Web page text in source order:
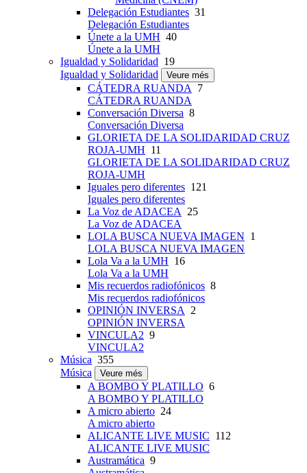
Delegación Estudiantes 31
Delegación Estudiantes
Únete a la UMH 40
Únete a la UMH
Igualdad y Solidaridad 19
Igualdad y Solidaridad
Veure més
CÁTEDRA RUANDA 7
CÁTEDRA RUANDA
Conversación Diversa 8
Conversación Diversa
GLORIETA DE LA SOLIDARIDAD CRUZ
ROJA-UMH 11
GLORIETA DE LA SOLIDARIDAD CRUZ
ROJA-UMH
Iguales pero diferentes 121
Iguales pero diferentes
La Voz de ADACEA 25
La Voz de ADACEA
LOLA BUSCA NUEVA IMAGEN 1
LOLA BUSCA NUEVA IMAGEN
Lola Va a la UMH 16
Lola Va a la UMH
Mis recuerdos radiofónicos 8
Mis recuerdos radiofónicos
OPINIÓN INVERSA 2
OPINIÓN INVERSA
VINCULA2 9
VINCULA2
Música 355
Música
Veure més
A BOMBO Y PLATILLO 6
A BOMBO Y PLATILLO
A micro abierto 24
A micro abierto
ALICANTE LIVE MUSIC 112
ALICANTE LIVE MUSIC
Austramática 9